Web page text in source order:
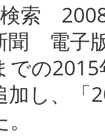
索
電子
での
加し、「
し